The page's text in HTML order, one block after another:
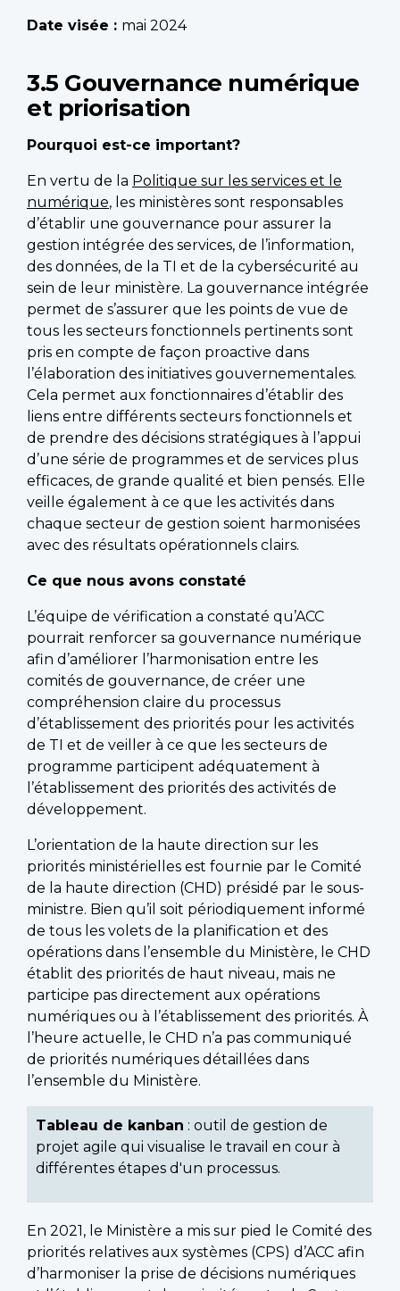
Date visée : mai 2024
3.5 Gouvernance numérique
et priorisation
Pourquoi est-ce important?
En vertu de la Politique sur les services et le
numérique, les ministères sont responsables
d’établir une gouvernance pour assurer la
gestion intégrée des services, de l’information,
des données, de la TI et de la cybersécurité au
sein de leur ministère. La gouvernance intégrée
permet de s’assurer que les points de vue de
tous les secteurs fonctionnels pertinents sont
pris en compte de façon proactive dans
l’élaboration des initiatives gouvernementales.
Cela permet aux fonctionnaires d’établir des
liens entre différents secteurs fonctionnels et
de prendre des décisions stratégiques à l’appui
d’une série de programmes et de services plus
efficaces, de grande qualité et bien pensés. Elle
veille également à ce que les activités dans
chaque secteur de gestion soient harmonisées
avec des résultats opérationnels clairs.
Ce que nous avons constaté
L’équipe de vérification a constaté qu’ACC
pourrait renforcer sa gouvernance numérique
afin d’améliorer l’harmonisation entre les
comités de gouvernance, de créer une
compréhension claire du processus
d’établissement des priorités pour les activités
de TI et de veiller à ce que les secteurs de
programme participent adéquatement à
l’établissement des priorités des activités de
développement.
L’orientation de la haute direction sur les
priorités ministérielles est fournie par le Comité
de la haute direction (CHD) présidé par le sous-
ministre. Bien qu’il soit périodiquement informé
de tous les volets de la planification et des
opérations dans l’ensemble du Ministère, le CHD
établit des priorités de haut niveau, mais ne
participe pas directement aux opérations
numériques ou à l’établissement des priorités. À
l’heure actuelle, le CHD n’a pas communiqué
de priorités numériques détaillées dans
l’ensemble du Ministère.
Tableau de kanban : outil de gestion de
projet agile qui visualise le travail en cour à
différentes étapes d'un processus.
En 2021, le Ministère a mis sur pied le Comité des
priorités relatives aux systèmes (CPS) d’ACC afin
d’harmoniser la prise de décisions numériques